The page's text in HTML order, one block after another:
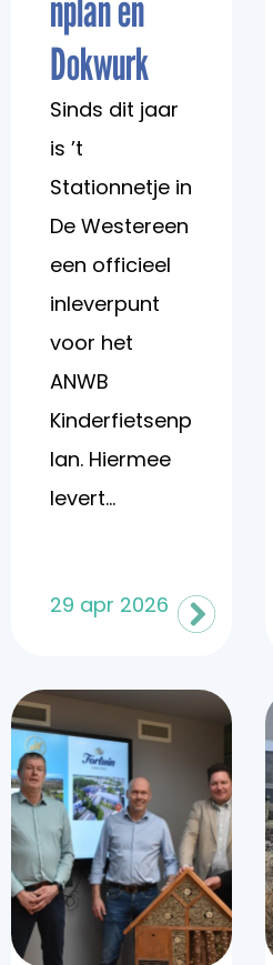
Dokwurk
Sinds dit jaar
is ’t
Stationnetje in
De Westereen
een officieel
inleverpunt
voor het
ANWB
Kinderfietsenp
lan. Hiermee
levert...
29 apr 2026